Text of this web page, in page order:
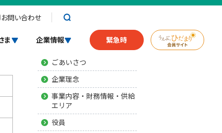
お問い合わせ
ま 企業情報 緊急時
会社概要
ごあいさつ
企業理念
事業内容・財務情報・供給
エリア
役員